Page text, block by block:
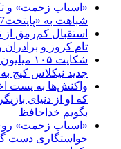
«اسباب زحمت» و
شباهت به «پایتخت7» و چرخش بر مدار تکرار
تام کروز و برادران
شکایت
جدید نیکلاس کیج
واکنش‌ها به پست
که او از دنیای
بگویم خداحافظ
«اسباب زحمت»